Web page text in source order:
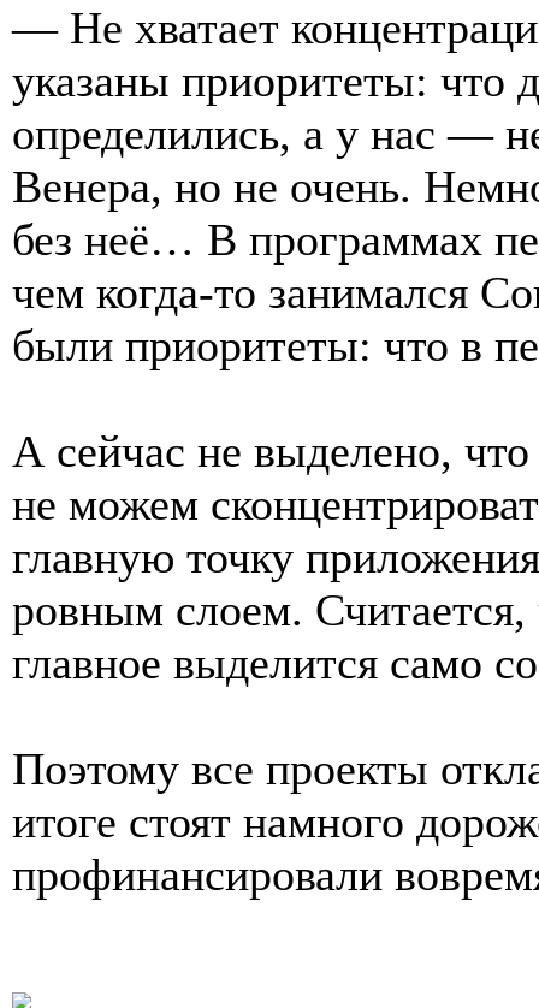
— Не хватает
указаны приоритеты: что
определились, а у нас —
Венера, но не очень.
без неё… В программах
чем когда-то занимался
были приоритеты: что в
А сейчас не выделено,
не можем
главную точку
ровным слоем. Считается,
главное выделится само
Поэтому все проекты
итоге стоят намного
профинансировали